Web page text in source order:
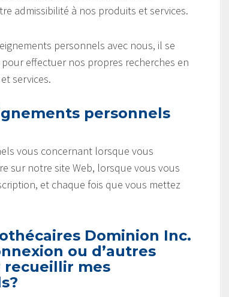
admissibilité à nos produits et services.
personnels avec nous, il se
effectuer nos propres recherches en
services.
personnels
vous concernant lorsque vous
sur notre site Web, lorsque vous vous
et chaque fois que vous mettez
Dominion Inc.
ou d’autres
mes